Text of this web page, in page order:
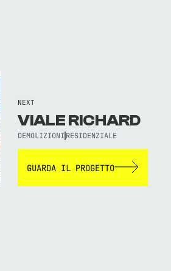
NEXT
VIALE RICHARD
DEMOLIZIONI RESIDENZIALE
GUARDA IL PROGETTO